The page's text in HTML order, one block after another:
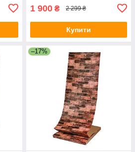
1 900 ₴ 2 299 ₴
Купити
–17%